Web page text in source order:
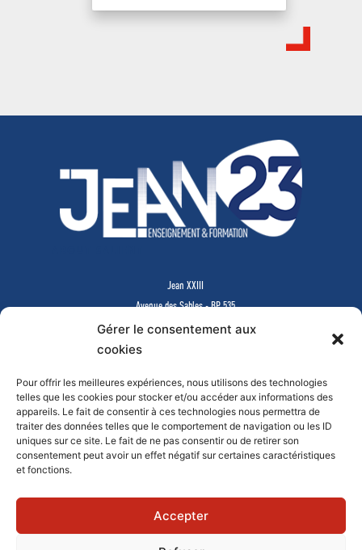
Gérer le consentement aux
cookies
Pour offrir les meilleures expériences, nous utilisons des technologies
telles que les cookies pour stocker et/ou accéder aux informations des
appareils. Le fait de consentir à ces technologies nous permettra de
traiter des données telles que le comportement de navigation ou les ID
uniques sur ce site. Le fait de ne pas consentir ou de retirer son
consentement peut avoir un effet négatif sur certaines caractéristiques
et fonctions.
Accepter
Jean XXIII
Avenue des Sables - BP 535
85505 LES HERBIERS Cedex
www.jean23-herbiers.com
Lycée Privé d’Enseignement Général & Technologique
Tél.02 51 64 99 64-lycee@j23.fr
Campus des formations supérieures et continues
Tél. 02 51 64 99 61-campus@j23.fr